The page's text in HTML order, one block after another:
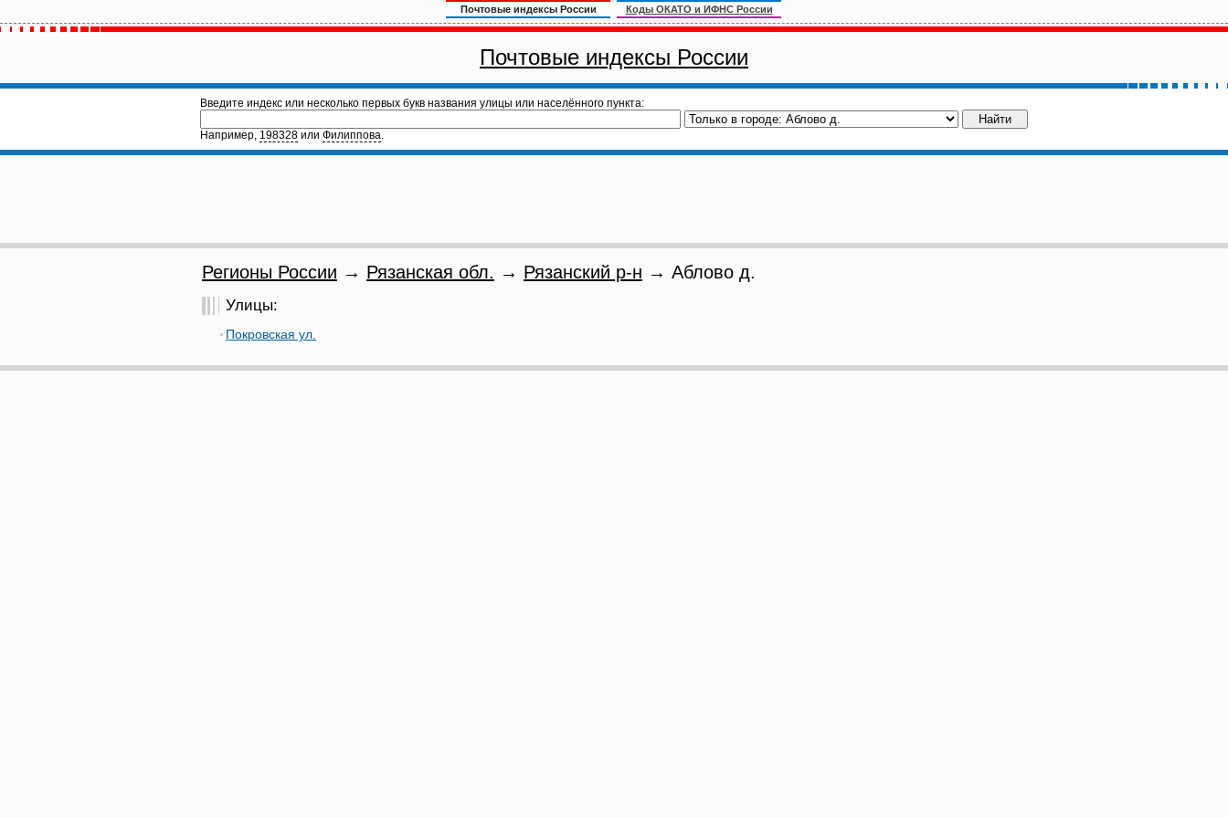
Почтовые индексы России Коды ОКАТО и ИФНС России
Почтовые индексы России
Введите индекс или несколько первых букв названия улицы или населённого пункта:
Например, 198328 или Филиппова.
Регионы России → Рязанская обл. → Рязанский р-н → Аблово д.
Улицы:
Покровская ул.